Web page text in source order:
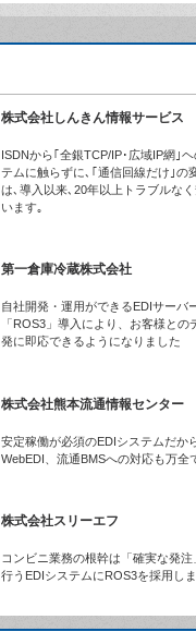
株式会社しんきん情報サービス
ISDNから｢全銀TCP/IP･広域IP網｣
テムに触らずに､｢通信回線だけ｣の
は､導入以来､20年以上トラブルな
います｡
第一倉庫冷蔵株式会社
自社開発・運用ができるEDIサーバ
「ROS3」導入により、お客様との
発に即応できるようになりました
株式会社熊本流通情報センター
安定稼働が必須のEDIシステムだか
WebEDI、流通BMSへの対応も万全
株式会社スリーエフ
コンビニ業務の根幹は「確実な発
行うEDIシステムにROS3を採用し